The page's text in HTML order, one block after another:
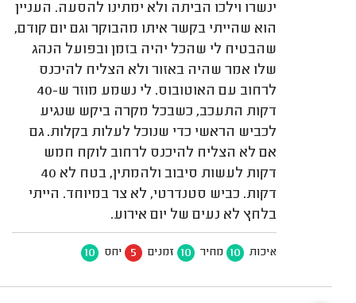
ינשרו וילכו הביתה ולא ימתינו להסעה. העניין
הוא שהייתי בקשר איתו מהבוקר וגם יום קודם,
שהבטיח לי שהכל יהיה בזמן ובפועל הנהג
שלו אמר שהיה באזור ולא הצליח להיכנס
לרחוב עם האוטובוס. לי נשמע מוזר ש-40
דקות התעכב, כשבכל מקרה ביקש שנגיע
לכביש הראשי כדי שנוכל לעלות בקלות. גם
אם לא הצליח להיכנס לרחוב לוקח חמש
דקות לעשות סיבוב ולהמתין, בטח לא 40
דקות. כביש סטנדרטי, לא צר במיוחד. הייתי
בלחץ לא נעים של יום אירוע.
איכות 10 מחיר 10 זמנים 5 יחס 10